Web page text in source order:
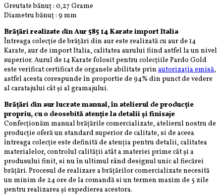
și
bănuț
simbol
"inimă"
decupată
din
Aur
de
14
Karate
Greutate bănuț : 0,27 Grame
Diametru bănuț : 9 mm
Brățări realizate din Aur 585 14 Karate import Italia
Întreaga colecție de brățări din aur este realizată cu aur de 14
Karate, aur de import Italia, calitatea aurului fiind astfel la un nivel
superior. Aurul de 14 Karate folosit pentru colecțiile Pardo Gold
este verificat certificat de organele abilitate prin autorizația emisă,
astfel acesta corespunde în proportie de 94% din punct de vedere
al caratajului cât și al gramajului.
Brățări din aur lucrate manual, în atelierul de producție
propriu, cu o deosebită atenție la detalii și finisaje
Confecționăm manual brățările comercializate, atelierul nostru de
producție oferă un standard superior de calitate, si de aceea
întreaga colecție este definită de atenția pentru detalii, calitatea
materialelor, controlul calității atât a materiei prime cât și a
produsului finit, si nu în ultimul rând designul unic al fiecărei
brățări. Procesul de realizare a brățărilor comercializate necesită
un minim de 24 ore de la comandă si un termen maxim de 5 zile
pentru realizarea și expedierea acestora.